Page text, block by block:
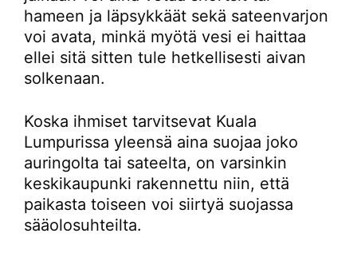
hameen ja läpsykkäät sekä sateenvarjon
voi avata, minkä myötä vesi ei haittaa
ellei sitä sitten tule hetkellisesti aivan
solkenaan.
Koska ihmiset tarvitsevat Kuala
Lumpurissa yleensä aina suojaa joko
auringolta tai sateelta, on varsinkin
keskikaupunki rakennettu niin, että
paikasta toiseen voi siirtyä suojassa
sääolosuhteilta.